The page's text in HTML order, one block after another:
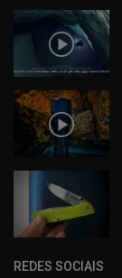
REDES SOCIAIS